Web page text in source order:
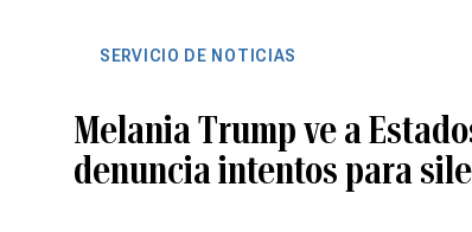
SERVICIO DE NOTICIAS
Melania Trump ve a
denuncia intentos para